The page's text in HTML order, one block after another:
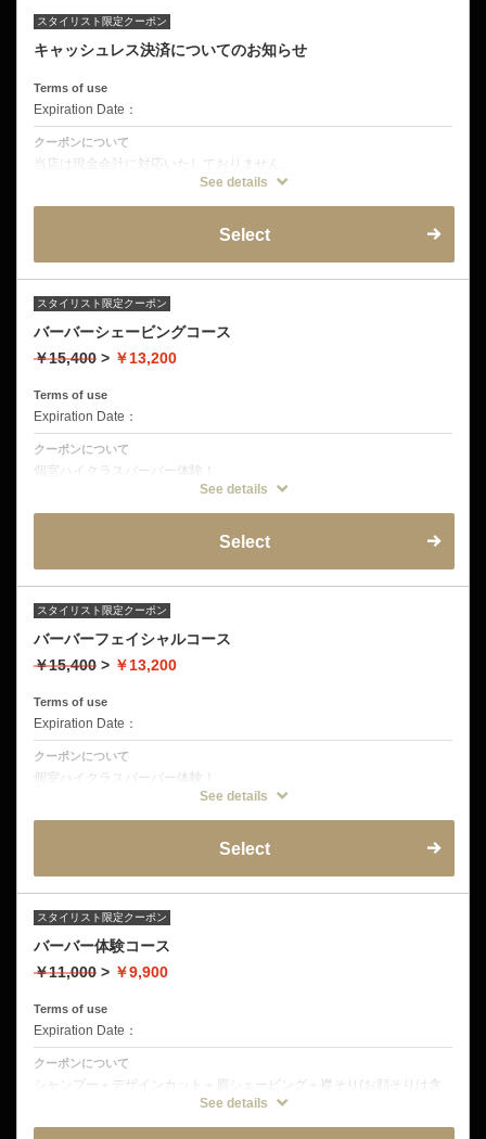
スタイリスト限定クーポン
キャッシュレス決済についてのお知らせ
Terms of use
Expiration Date：
クーポンについて
当店は現金会計に対応いたしておりません。
お支払いでご利用いただけるのはクレジットカード主要５社、ペイペ
コード決済となります。大多数のキャッシュレス決済に対応しておりま
See details
Select
スタイリスト限定クーポン
バーバーシェービングコース
￥15,400 > ￥13,200
Terms of use
Expiration Date：
クーポンについて
個室ハイクラスバーバー体験！
カミソリを使える理容師限定メニュー。対応スタッフは理容師のみとな
トシェービング＋フェイス保湿パック＋頭皮洗浄
See details
Select
スタイリスト限定クーポン
バーバーフェイシャルコース
￥15,400 > ￥13,200
Terms of use
Expiration Date：
クーポンについて
個室ハイクラスバーバー体験！
カミソリを使える理容師限定メニュー。対応スタッフは理容師のみとな
シャルエステ＋フェイス保湿パック＋頭皮洗浄
See details
Select
スタイリスト限定クーポン
バーバー体験コース
￥11,000 > ￥9,900
Terms of use
Expiration Date：
クーポンについて
シャンプー＋デザインカット＋眉シェービング＋襟そり(お顔そりは含
カミソリを使える理容師限定メニュー。対応スタッフは理容師のみとな
See details